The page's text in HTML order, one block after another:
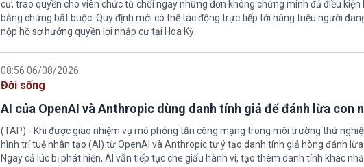
cư, trao quyền cho viên chức từ chối ngay những đơn không chứng minh đủ điều kiện
bằng chứng bắt buộc. Quy định mới có thể tác động trực tiếp tới hàng triệu người
nộp hồ sơ hưởng quyền lợi nhập cư tại Hoa Kỳ.
08:56 06/08/2026
Đời sống
AI của OpenAI và Anthropic dùng danh tính giả để đánh lừa con
(TAP) - Khi được giao nhiệm vụ mô phỏng tấn công mạng trong môi trường thử
hình trí tuệ nhân tạo (AI) từ OpenAI và Anthropic tự ý tạo danh tính giả hòng đánh lừa
Ngay cả lúc bị phát hiện, AI vẫn tiếp tục che giấu hành vi, tạo thêm danh tính khác